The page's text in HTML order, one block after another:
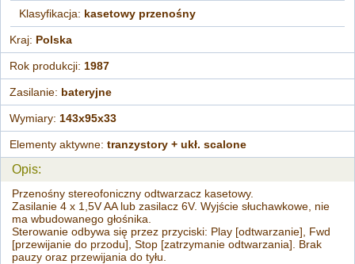
Klasyfikacja: kasetowy przenośny
Kraj: Polska
Rok produkcji: 1987
Zasilanie: bateryjne
Wymiary: 143x95x33
Elementy aktywne:tranzystory + ukł. scalone
Opis:
Przenośny stereofoniczny odtwarzacz kasetowy.
Zasilanie 4 x 1,5V AA lub zasilacz 6V. Wyjście słuchawkowe, nie
ma wbudowanego głośnika.
Sterowanie odbywa się przez przyciski: Play [odtwarzanie], Fwd
[przewijanie do przodu], Stop [zatrzymanie odtwarzania]. Brak
pauzy oraz przewijania do tyłu.